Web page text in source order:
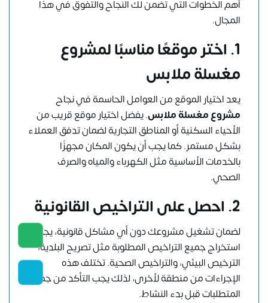
أهم الخطوات التي تضمن لك النجاح والتفوق في هذا
المجال.
1. اختر موقعًا مناسبًا لمشروع
مغسلة ملابس
يعد اختيار الموقع من العوامل الحاسمة في نجاح
مشروع مغسلة ملابس. يفضل اختيار موقع قريب من
الأحياء السكنية أو المناطق التجارية لضمان تدفق العملاء
بشكل مستمر. كما يجب أن يكون المكان مجهزًا
بالخدمات الأساسية مثل الكهرباء والمياه والصرف
الصحي.
2. احصل على التراخيص القانونية
لضمان تشغيل مشروعك دون أي مشاكل قانونية، يجب
استخراج جميع التراخيص المطلوبة مثل تصريح البلدية،
الترخيص البيئي، والتراخيص الصحية. تختلف هذه
الإجراءات من منطقة لأخرى، لذلك يجب التأكد من جميع
المتطلبات قبل بدء النشاط.